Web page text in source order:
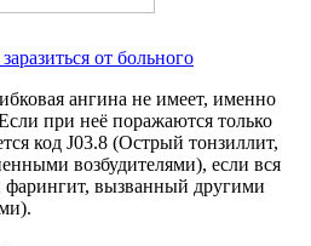
от больного
ангина не имеет, именно
при неё поражаются только
код J03.8 (Острый тонзиллит,
возбудителями), если вся
вызванный другими